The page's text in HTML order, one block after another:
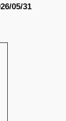
05/31